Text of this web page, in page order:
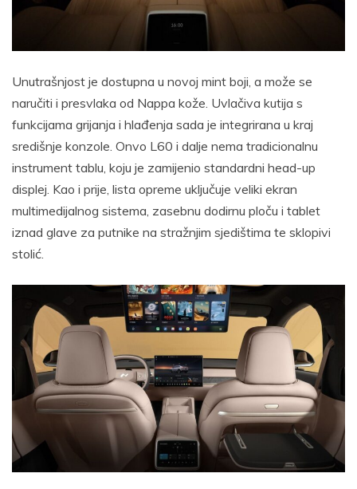
Unutrašnjost je dostupna u novoj mint boji, a može se
naručiti i presvlaka od Nappa kože. Uvlačiva kutija s
funkcijama grijanja i hlađenja sada je integrirana u kraj
središnje konzole. Onvo L60 i dalje nema tradicionalnu
instrument tablu, koju je zamijenio standardni head-up
displej. Kao i prije, lista opreme uključuje veliki ekran
multimedijalnog sistema, zasebnu dodirnu ploču i tablet
iznad glave za putnike na stražnjim sjedištima te sklopivi
stolić.